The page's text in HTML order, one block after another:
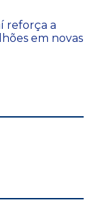
reforça a
em novas